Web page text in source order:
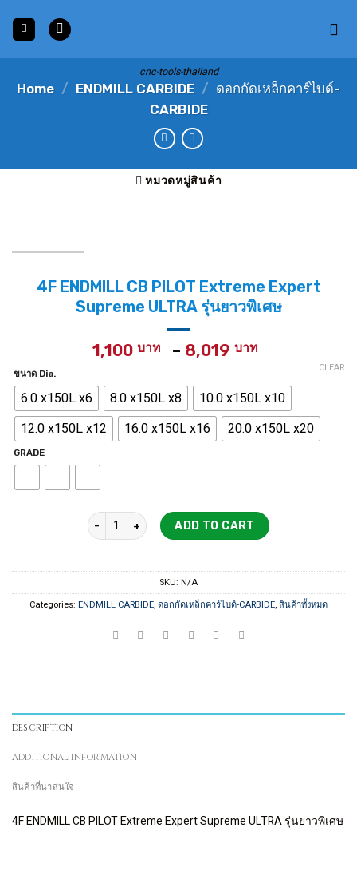
content
cnc-tools-thailand
Home / ENDMILL CARBIDE / ดอกกัดเหล็กคาร์ไบด์-
CARBIDE
หมวดหมู่สินค้า
4F ENDMILL CB PILOT Extreme Expert
Supreme ULTRA รุ่นยาวพิเศษ
1,100 – 8,019
1,100 ฿
through
8,019 ฿
ขนาด Dia.
6.0 x150L x6 8.0 x150L x8
10.0 x150L x10
12.0 x150L x12
16.0 x150L x16 20.0 x150L x20
GRADE
CLEAR
4F ENDMILL CB PILOT Extreme Expert Supreme
ADD TO CART
SKU: N/A
Categories: ENDMILL CARBIDE,ดอกกัดเหล็กคาร์ไบด์-CARBIDE,สินค้าทั้งหมด
DESCRIPTION
ADDITIONAL INFORMATION
สินค้าที่น่าสนใจ
4F ENDMILL CB PILOT Extreme Expert Supreme ULTRA รุ่นยาวพิเศษ